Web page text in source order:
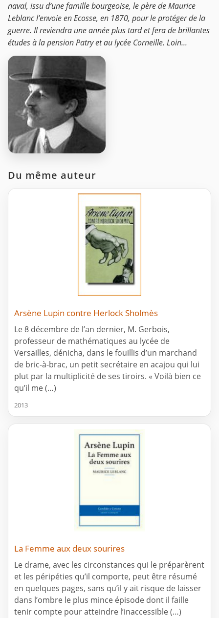
naval, issu d’une famille bourgeoise, le père de Maurice
Leblanc l’envoie en Ecosse, en 1870, pour le protéger de la
guerre. Il reviendra une année plus tard et fera de brillantes
études à la pension Patry et au lycée Corneille. Loin...
Du même auteur
Arsène Lupin contre Herlock Sholmès
Le 8 décembre de l’an dernier, M. Gerbois,
professeur de mathématiques au lycée de
Versailles, dénicha, dans le fouillis d’un marchand
de bric-à-brac, un petit secrétaire en acajou qui lui
plut par la multiplicité de ses tiroirs. « Voilà bien ce
qu’il me (…)
2013
La Femme aux deux sourires
Le drame, avec les circonstances qui le préparèrent
et les péripéties qu’il comporte, peut être résumé
en quelques pages, sans qu’il y ait risque de laisser
dans l’ombre le plus mince épisode dont il faille
tenir compte pour atteindre l’inaccessible (…)